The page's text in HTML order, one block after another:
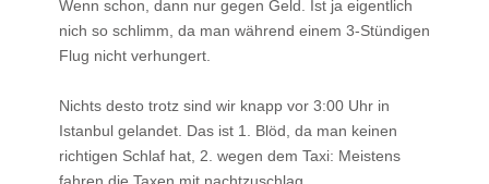
Wenn schon, dann nur gegen Geld. Ist ja eigentlich
nich so schlimm, da man während einem 3-Stündigen
Flug nicht verhungert.
Nichts desto trotz sind wir knapp vor 3:00 Uhr in
Istanbul gelandet. Das ist 1. Blöd, da man keinen
richtigen Schlaf hat, 2. wegen dem Taxi: Meistens